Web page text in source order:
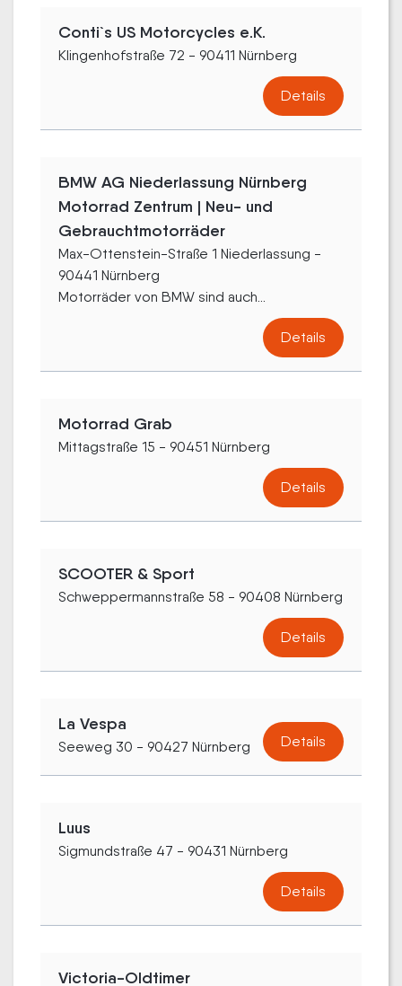
Conti`s US Motorcycles e.K.
Klingenhofstraße 72 - 90411 Nürnberg
Details
BMW AG Niederlassung Nürnberg
Motorrad Zentrum | Neu- und
Gebrauchtmotorräder
Max-Ottenstein-Straße 1 Niederlassung -
90441 Nürnberg
Motorräder von BMW sind auch...
Details
Motorrad Grab
Mittagstraße 15 - 90451 Nürnberg
Details
SCOOTER & Sport
Schweppermannstraße 58 - 90408 Nürnberg
Details
La Vespa
Seeweg 30 - 90427 Nürnberg Details
Luus
Sigmundstraße 47 - 90431 Nürnberg
Details
Victoria-Oldtimer